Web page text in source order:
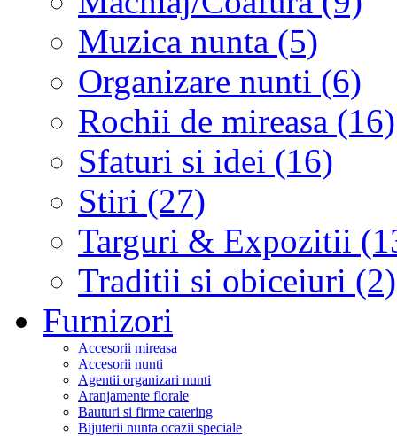
Muzica nunta (5)
Organizare nunti (6)
Rochii de mireasa (16)
Sfaturi si idei (16)
Stiri (27)
Targuri & Expozitii
Traditii si obiceiuri (2)
Furnizori
Accesorii mireasa
Accesorii nunti
Agentii organizari nunti
Aranjamente florale
Bauturi si firme catering
Bijuterii nunta ocazii speciale